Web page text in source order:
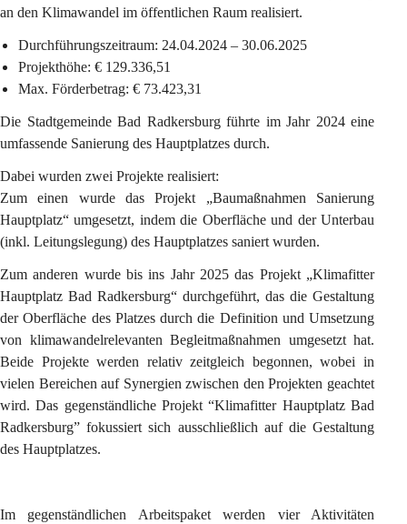
an den Klimawandel im öffentlichen Raum realisiert.
Durchführungszeitraum: 24.04.2024 – 30.06.2025
Projekthöhe: € 129.336,51
Max. Förderbetrag: € 73.423,31
Die Stadtgemeinde Bad Radkersburg führte im Jahr 2024 eine
umfassende Sanierung des Hauptplatzes durch.
Dabei wurden zwei Projekte realisiert:
Zum einen wurde das Projekt „Baumaßnahmen Sanierung
Hauptplatz“ umgesetzt, indem die Oberfläche und der Unterbau
(inkl. Leitungslegung) des Hauptplatzes saniert wurden.
Zum anderen wurde bis ins Jahr 2025 das Projekt „Klimafitter
Hauptplatz Bad Radkersburg“ durchgeführt, das die Gestaltung
der Oberfläche des Platzes durch die Definition und Umsetzung
von klimawandelrelevanten Begleitmaßnahmen umgesetzt hat.
Beide Projekte werden relativ zeitgleich begonnen, wobei in
vielen Bereichen auf Synergien zwischen den Projekten geachtet
wird. Das gegenständliche Projekt “Klimafitter Hauptplatz Bad
Radkersburg” fokussiert sich ausschließlich auf die Gestaltung
des Hauptplatzes.
Im gegenständlichen Arbeitspaket werden vier Aktivitäten